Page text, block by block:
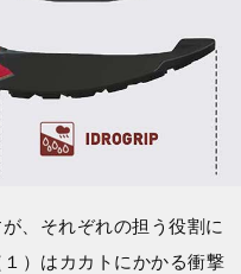
、それぞれの担う役割に
）はカカトにかかる衝撃